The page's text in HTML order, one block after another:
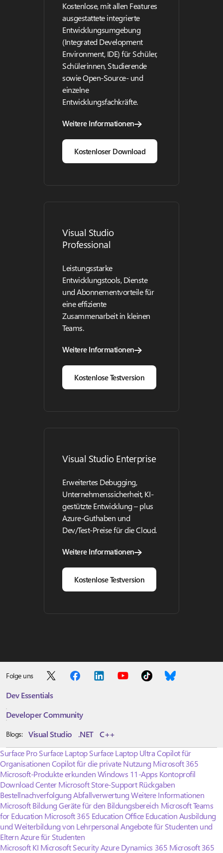
Kostenlose, mit allen Features
ausgestattete integrierte
Entwicklungsumgebung
(Integrated Development
Environment, IDE) für Schüler,
Schülerinnen, Studierende
sowie Open-Source- und
einzelne
Entwicklungsfachkräfte.
Weitere Informationen
Kostenloser Download
Visual Studio
Professional
Leistungsstarke
Entwicklungstools, Dienste
und Abonnementvorteile für
eine effiziente
Zusammenarbeit in kleinen
Teams.
Weitere Informationen
Kostenlose Testversion
Visual Studio Enterprise
Erweitertes Debugging,
Unternehmenssicherheit, KI-
gestützte Entwicklung – plus
Azure-Guthaben und
Dev/Test-Preise für die Cloud.
Weitere Informationen
Kostenlose Testversion
Folge uns
Dev Essentials
Developer Community
Blogs: Visual Studio .NET C++
Surface Pro Surface Laptop Surface Laptop UltraCopilot für
OrganisationenCopilot für die private Nutzung Microsoft 365
Microsoft-Produkte erkundenWindows 11-Apps Kontoprofil
Download CenterMicrosoft Store-Support Rückgaben
Bestellnachverfolgung Abfallverwertung Weitere Informationen
Microsoft Bildung Geräte für den Bildungsbereich Microsoft Teams
for Education Microsoft 365 EducationOffice EducationAusbildung
und Weiterbildung von Lehrpersonal Angebote für Studenten und
ElternAzure für Studenten
Microsoft KI Microsoft SecurityAzure Dynamics 365 Microsoft 365